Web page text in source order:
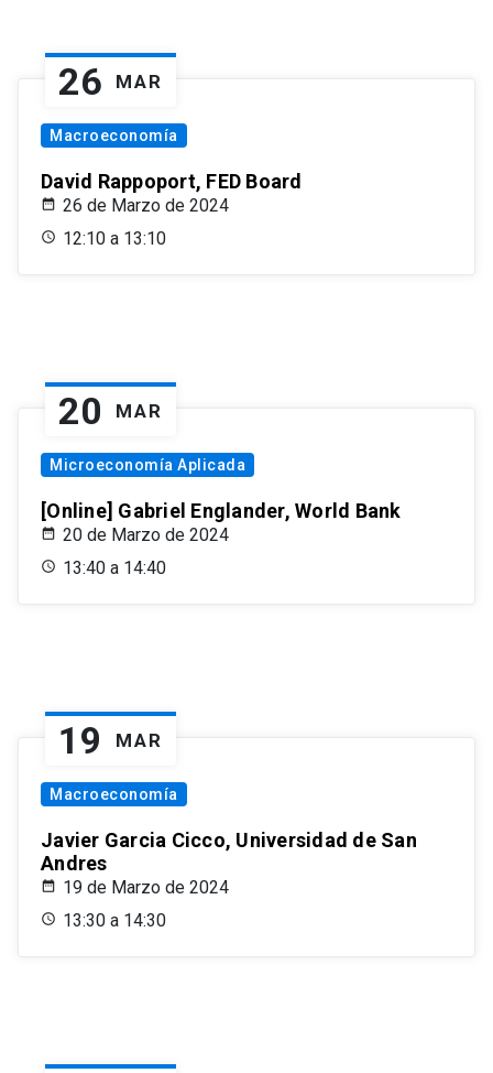
26 MAR
Macroeconomía
David Rappoport, FED Board
26 de Marzo de 2024
12:10 a 13:10
20 MAR
Microeconomía Aplicada
[Online] Gabriel Englander, World Bank
20 de Marzo de 2024
13:40 a 14:40
19 MAR
Macroeconomía
Javier Garcia Cicco, Universidad de San
Andres
19 de Marzo de 2024
13:30 a 14:30